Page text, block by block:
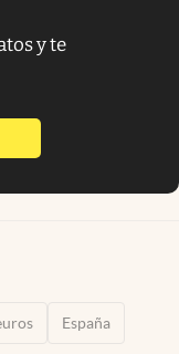
y te
en nueva pestaña
España